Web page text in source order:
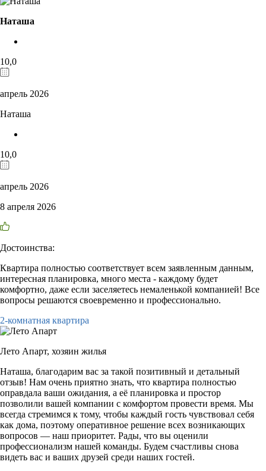
Наташа
10,0
апрель 2026
Наташа
10,0
апрель 2026
8 апреля 2026
Достоинства:
Квартира полностью соответствует всем заявленным данным,
интересная планировка, много места - каждому будет
комфортно, даже если заселяетесь немаленькой компанией! Все
вопросы решаются своевременно и профессионально.
2-комнатная квартира
Лето Апарт, хозяин жилья
Наташа, благодарим вас за такой позитивный и детальный
отзыв! Нам очень приятно знать, что квартира полностью
оправдала ваши ожидания, а её планировка и простор
позволили вашей компании с комфортом провести время. Мы
всегда стремимся к тому, чтобы каждый гость чувствовал себя
как дома, поэтому оперативное решение всех возникающих
вопросов — наш приоритет. Рады, что вы оценили
профессионализм нашей команды. Будем счастливы снова
видеть вас и ваших друзей среди наших гостей.